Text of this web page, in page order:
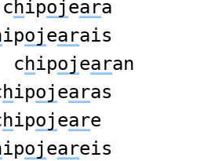
chipojeara
ipojearais
chipojearan
hipojearas
hipojeare
ipojeareis